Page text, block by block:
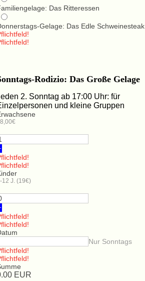
Das Ritteressen
Gelage: Das Edle Schweinesteak
Rodizio: Das Große Gelage
2. Sonntag ab 17:00 Uhr: für
und kleine Gruppen
12 J. (19€)
Nur Sonntags
EUR